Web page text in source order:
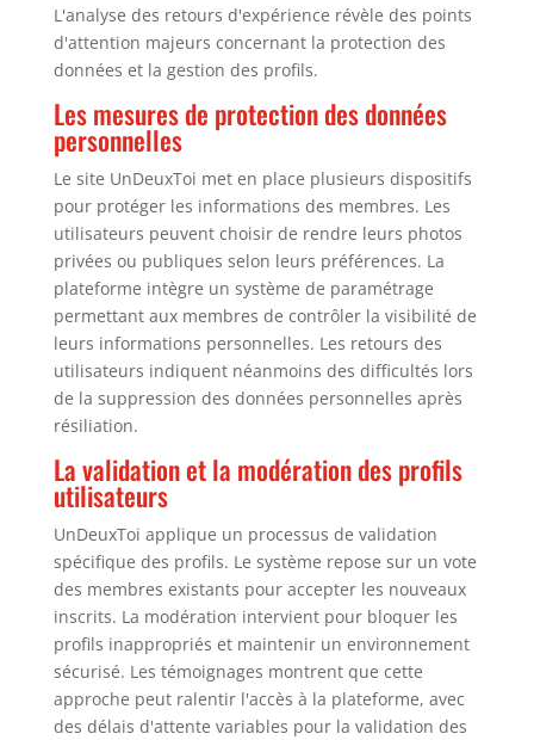
L'analyse des retours d'expérience révèle des points
d'attention majeurs concernant la protection des
données et la gestion des profils.
Les mesures de protection des données
personnelles
Le site UnDeuxToi met en place plusieurs dispositifs
pour protéger les informations des membres. Les
utilisateurs peuvent choisir de rendre leurs photos
privées ou publiques selon leurs préférences. La
plateforme intègre un système de paramétrage
permettant aux membres de contrôler la visibilité de
leurs informations personnelles. Les retours des
utilisateurs indiquent néanmoins des difficultés lors
de la suppression des données personnelles après
résiliation.
La validation et la modération des profils
utilisateurs
UnDeuxToi applique un processus de validation
spécifique des profils. Le système repose sur un vote
des membres existants pour accepter les nouveaux
inscrits. La modération intervient pour bloquer les
profils inappropriés et maintenir un environnement
sécurisé. Les témoignages montrent que cette
approche peut ralentir l'accès à la plateforme, avec
des délais d'attente variables pour la validation des